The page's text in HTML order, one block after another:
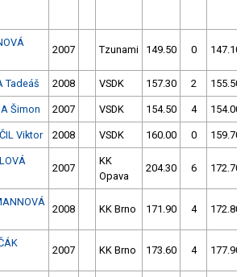
2007 Tzunami 149.50 0 147.10
Tadeáš 2008 VSDK 157.30 2 155.50
Šimon 2007 VSDK 154.50 4 154.00
Viktor 2008 VSDK 160.00 0 159.70
2007
KK
Opava
204.30 6 172.70
2008 KK Brno 171.90 4 172.80
2007 KK Brno 173.60 4 177.90